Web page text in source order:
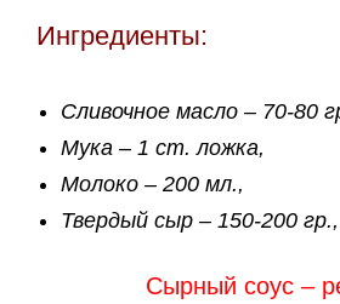
Ингредиенты:
Сливочное масло – 70-80
Мука – 1 ст. ложка,
Молоко – 200 мл.,
Твердый сыр – 150-200 гр.,
Сырный соус –